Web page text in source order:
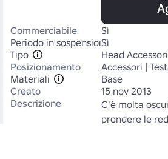
Commerciabile
Sì
Periodo in sospensione
Sì
Tipo
Head
Posizionamento
Accessori |
Materiali
Base
Creato
15 nov 2013
Descrizione
C'è molta
prendere le